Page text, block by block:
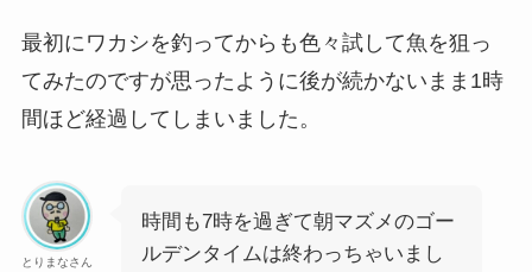
最初にワカシを釣ってからも色々試して魚を狙っ
てみたのですが思ったように後が続かないまま1時
間ほど経過してしまいました。
とりまなさん
時間も7時を過ぎて朝マズメのゴー
ルデンタイムは終わっちゃいまし